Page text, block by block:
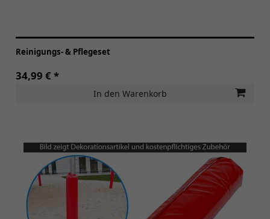
Reinigungs- & Pflegeset
34,99 € *
In den Warenkorb